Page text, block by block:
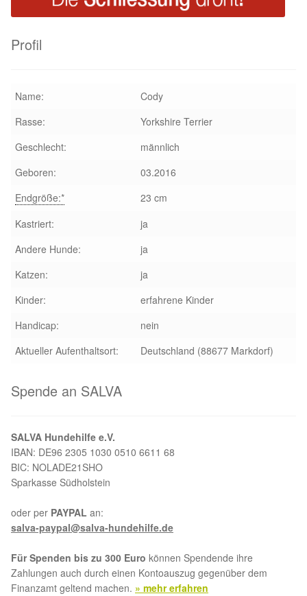
Partnertierheim in Bulgarien
Profil
Name:
Cody
Rasse:
Yorkshire Terrier
Geschlecht:
männlich
Geboren:
03.2016
Endgröße:*
23 cm
Kastriert:
ja
Andere Hunde:
ja
Katzen:
ja
Kinder:
erfahrene Kinder
Handicap:
nein
Aktueller Aufenthaltsort:
Deutschland (88677 Markdorf)
Spende an SALVA
SALVA Hundehilfe e.V.
IBAN: DE96 2305 1030 0510 6611 68
BIC: NOLADE21SHO
Sparkasse Südholstein
oder per PAYPAL an:
salva-paypal@salva-hundehilfe.de
Für Spenden bis zu 300 Euro können Spendende ihre
Zahlungen auch durch einen Kontoauszug gegenüber dem
Finanzamt geltend machen. » mehr erfahren